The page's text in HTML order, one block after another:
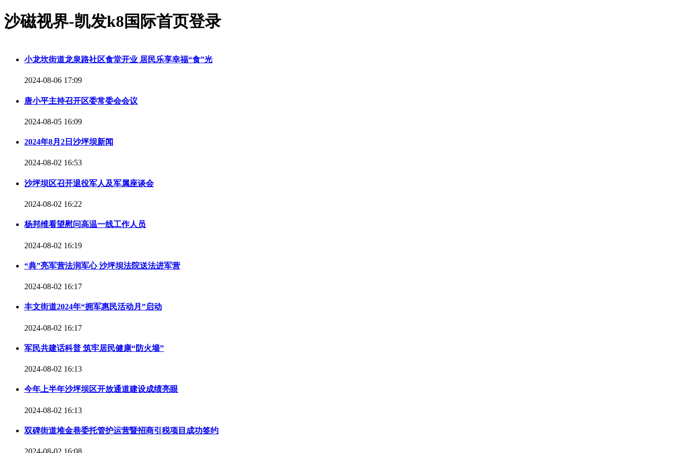
沙磁视界-凯发k8国际首页登录
小龙坎街道龙泉路社区食堂开业 居民乐享幸福“食”光
2024-08-06 17:09
唐小平主持召开区委常委会会议
2024-08-05 16:09
2024年8月2日沙坪坝新闻
2024-08-02 16:53
沙坪坝区召开退役军人及军属座谈会
2024-08-02 16:22
杨邦维看望慰问高温一线工作人员
2024-08-02 16:19
“典”亮军营法润军心 沙坪坝法院送法进军营
2024-08-02 16:17
丰文街道2024年“拥军惠民活动月”启动
2024-08-02 16:17
军民共建话科普 筑牢居民健康“防火墙”
2024-08-02 16:13
今年上半年沙坪坝区开放通道建设成绩亮眼
2024-08-02 16:13
双碑街道堆金巷委托管护运营暨招商引税项目成功签约